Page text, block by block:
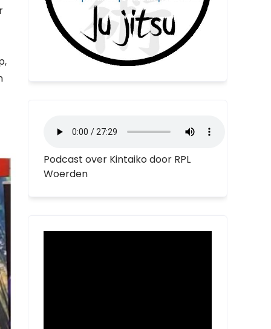
Podcast over Kintaiko door RPL
Woerden